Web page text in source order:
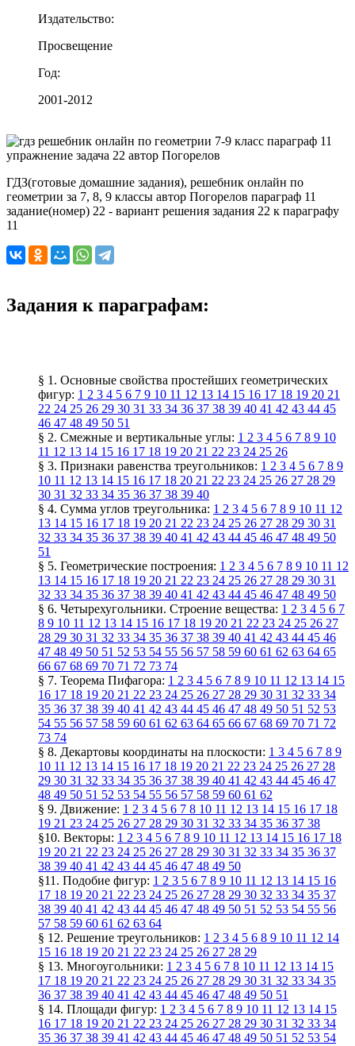
Издательство:
Просвещение
Год:
2001-2012
ГДЗ(готовые домашние задания), решебник онлайн по
геометрии за 7, 8, 9 классы автор Погорелов параграф 11
задание(номер) 22 - вариант решения задания 22 к параграфу
11
Задания к параграфам:
§ 1. Основные свойства простейших геометрических
фигур: 1 2 3 4 5 6 7 9 10 11 12 13 14 15 16 17 18 19 20 21
22 24 25 26 29 30 31 33 34 36 37 38 39 40 41 42 43 44 45
46 47 48 49 50 51
§ 2. Смежные и вертикальные углы: 1 2 3 4 5 6 7 8 9 10
11 12 13 14 15 16 17 18 19 20 21 22 23 24 25 26
§ 3. Признаки равенства треугольников: 1 2 3 4 5 6 7 8 9
10 11 12 13 14 15 16 17 18 20 21 22 23 24 25 26 27 28 29
30 31 32 33 34 35 36 37 38 39 40
§ 4. Сумма углов треугольника: 1 2 3 4 5 6 7 8 9 10 11 12
13 14 15 16 17 18 19 20 21 22 23 24 25 26 27 28 29 30 31
32 33 34 35 36 37 38 39 40 41 42 43 44 45 46 47 48 49 50
51
§ 5. Геометрические построения: 1 2 3 4 5 6 7 8 9 10 11 12
13 14 15 16 17 18 19 20 21 22 23 24 25 26 27 28 29 30 31
32 33 34 35 36 37 38 39 40 41 42 43 44 45 46 47 48 49 50
§ 6. Четырехугольники. Строение вещества: 1 2 3 4 5 6 7
8 9 10 11 12 13 14 15 16 17 18 19 20 21 22 23 24 25 26 27
28 29 30 31 32 33 34 35 36 37 38 39 40 41 42 43 44 45 46
47 48 49 50 51 52 53 54 55 56 57 58 59 60 61 62 63 64 65
66 67 68 69 70 71 72 73 74
§ 7. Теорема Пифагора: 1 2 3 4 5 6 7 8 9 10 11 12 13 14 15
16 17 18 19 20 21 22 23 24 25 26 27 28 29 30 31 32 33 34
35 36 37 38 39 40 41 42 43 44 45 46 47 48 49 50 51 52 53
54 55 56 57 58 59 60 61 62 63 64 65 66 67 68 69 70 71 72
73 74
§ 8. Декартовы координаты на плоскости: 1 3 4 5 6 7 8 9
10 11 12 13 14 15 16 17 18 19 20 21 22 23 24 25 26 27 28
29 30 31 32 33 34 35 36 37 38 39 40 41 42 43 44 45 46 47
48 49 50 51 52 53 54 55 56 57 58 59 60 61 62
§ 9. Движение: 1 2 3 4 5 6 7 8 10 11 12 13 14 15 16 17 18
19 21 23 24 25 26 27 28 29 30 31 32 33 34 35 36 37 38
§10. Векторы: 1 2 3 4 5 6 7 8 9 10 11 12 13 14 15 16 17 18
19 20 21 22 23 24 25 26 27 28 29 30 31 32 33 34 35 36 37
38 39 40 41 42 43 44 45 46 47 48 49 50
§11. Подобие фигур: 1 2 3 5 6 7 8 9 10 11 12 13 14 15 16
17 18 19 20 21 22 23 24 25 26 27 28 29 30 32 33 34 35 37
38 39 40 41 42 43 44 45 46 47 48 49 50 51 52 53 54 55 56
57 58 59 60 61 62 63 64
§ 12. Решение треугольников: 1 2 3 4 5 6 8 9 10 11 12 14
15 16 18 19 20 21 22 23 24 25 26 27 28 29
§ 13. Многоугольники: 1 2 3 4 5 6 7 8 10 11 12 13 14 15
17 18 19 20 21 22 23 24 25 26 27 28 29 30 31 32 33 34 35
36 37 38 39 40 41 42 43 44 45 46 47 48 49 50 51
§ 14. Площади фигур: 1 2 3 4 5 6 7 8 9 10 11 12 13 14 15
16 17 18 19 20 21 22 23 24 25 26 27 28 29 30 31 32 33 34
35 36 37 38 39 41 42 43 44 45 46 47 48 49 50 51 52 53 54